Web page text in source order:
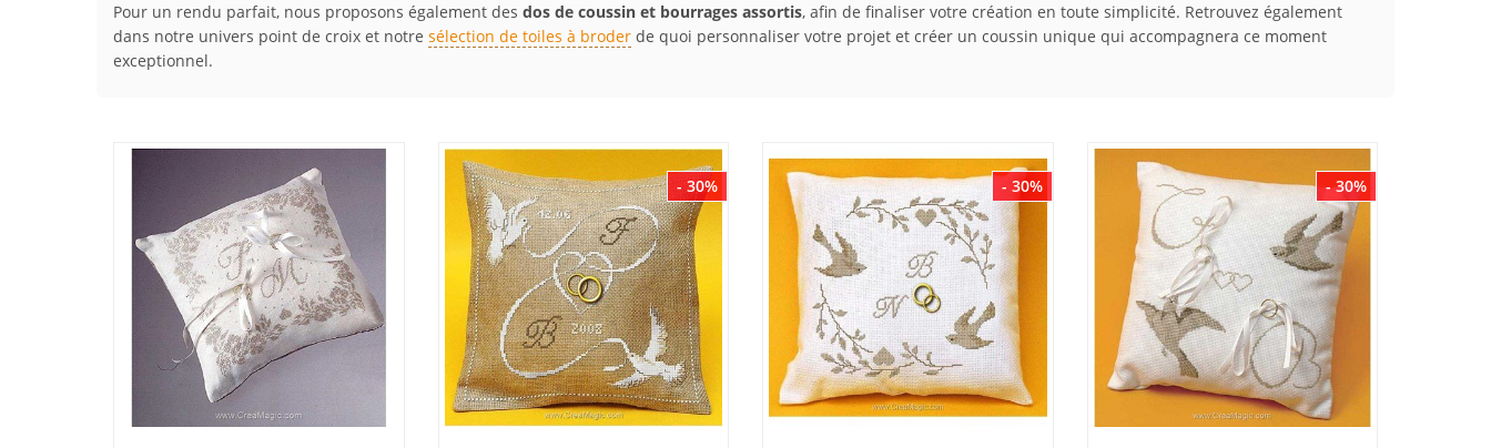
Pour un rendu parfait, nous proposons également des dos de coussin et bourrages assortis, afin de finaliser votre création en toute simplicité. Retrouvez également
dans notre univers point de croix et notre sélection de toiles à broder de quoi personnaliser votre projet et créer un coussin unique qui accompagnera ce moment
exceptionnel.
- 30% - 30% - 30%